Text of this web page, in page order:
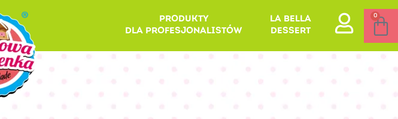
PRODUKTY
DLA PROFESJONALISTÓW
LA BELLA
DESSERT
0